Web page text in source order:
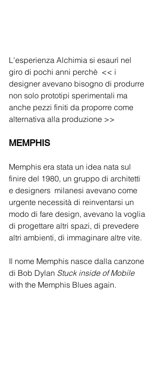
L'esperienza Alchimia si esaurì nel
giro di pochi anni perchè  << i
designer avevano bisogno di produrre
non solo prototipi sperimentali ma
anche pezzi finiti da proporre come
alternativa alla produzione >>
MEMPHIS
Memphis era stata un idea nata sul
finire del 1980, un gruppo di architetti
e designers  milanesi avevano come
urgente necessità di reinventarsi un
modo di fare design, avevano la voglia
di progettare altri spazi, di prevedere
altri ambienti, di immaginare altre vite.
Il nome Memphis nasce dalla canzone
di Bob Dylan Stuck inside of Mobile
with the Memphis Blues again.